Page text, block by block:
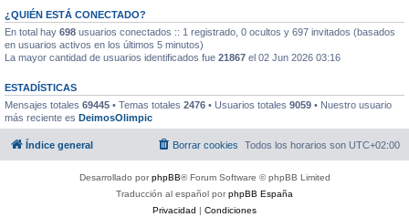
¿QUIÉN ESTÁ CONECTADO?
En total hay 698 usuarios conectados :: 1 registrado, 0 ocultos y 697 invitados (basados
en usuarios activos en los últimos 5 minutos)
La mayor cantidad de usuarios identificados fue 21867 el 02 Jun 2026 03:16
ESTADÍSTICAS
Mensajes totales 69445 • Temas totales 2476 • Usuarios totales 9059 • Nuestro usuario
más reciente es DeimosOlimpic
Índice general Todos los horarios son UTC+02:00
Borrar cookies
Desarrollado porphpBB® Forum Software © phpBB Limited
Traducción al español porphpBB España
Privacidad | Condiciones